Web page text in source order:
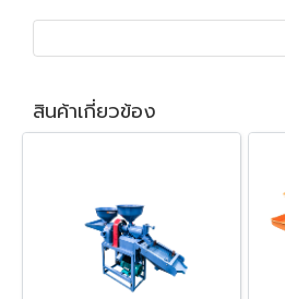
สินค้าเกี่ยวข้อง